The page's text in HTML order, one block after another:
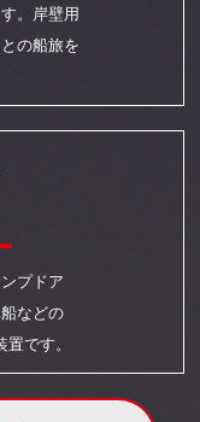
。岸壁用
の船旅を
プドア
などの
です。